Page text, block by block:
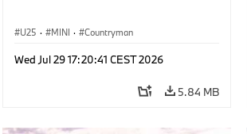
U25 · MINI · Countryman
Wed Jul 29 17:20:41 CEST 2026
5.84 MB